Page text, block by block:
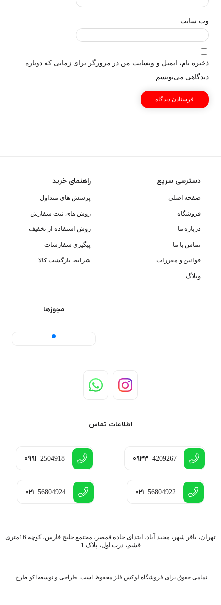
وب‌ سایت
ذخیره نام، ایمیل و وبسایت من در مرورگر برای زمانی که دوباره
دیدگاهی می‌نویسم.
دسترسی سریع
صفحه اصلی
فروشگاه
درباره ما
تماس با ما
قوانین و مقررات
وبلاگ
راهنمای خرید
پرسش های متداول
روش های ثبت سفارش
روش استفاده از تخفیف
پیگیری سفارشات
شرایط بازگشت کالا
مجوزها
اطلاعات تماس
0933 4209267
0991 2504918
021 56804922
021 56804924
تهران، باقر شهر، مجید آباد، ابتدای جاده قمصر، مجتمع خلیج فارس، کوچه 16متری
قشم، درب اول، پلاک 1
تمامی حقوق برای فروشگاه لوکس فلز محفوظ است. طراحی و توسعه اکو طرح.